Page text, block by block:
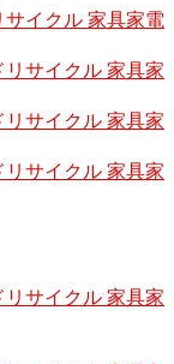
イクル 家具家電
サイクル 家具家
サイクル 家具家
サイクル 家具家
サイクル 家具家